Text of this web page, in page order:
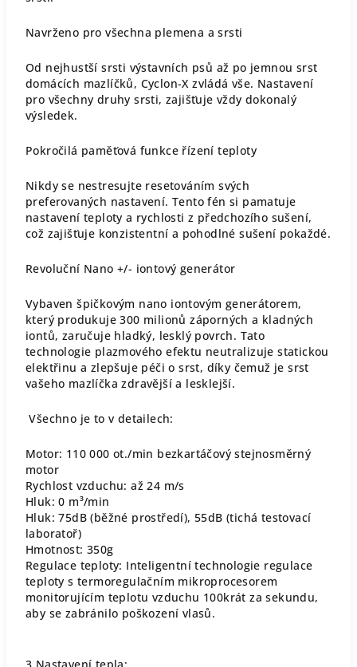
Navrženo pro všechna plemena a srsti
Od nejhustší srsti výstavních psů až po jemnou srst
domácích mazlíčků, Cyclon-X zvládá vše. Nastavení
pro všechny druhy srsti, zajišťuje vždy dokonalý
výsledek.
Pokročilá paměťová funkce řízení teploty
Nikdy se nestresujte resetováním svých
preferovaných nastavení. Tento fén si pamatuje
nastavení teploty a rychlosti z předchozího sušení,
což zajišťuje konzistentní a pohodlné sušení pokaždé.
Revoluční Nano +/- iontový generátor
Vybaven špičkovým nano iontovým generátorem,
který produkuje 300 milionů záporných a kladných
iontů, zaručuje hladký, lesklý povrch. Tato
technologie plazmového efektu neutralizuje statickou
elektřinu a zlepšuje péči o srst, díky čemuž je srst
vašeho mazlíčka zdravější a lesklejší.
Všechno je to v detailech:
Motor: 110 000 ot./min bezkartáčový stejnosměrný
motor
Rychlost vzduchu: až 24 m/s
Hluk: 0 m³/min
Hluk: 75dB (běžné prostředí), 55dB (tichá testovací
laboratoř)
Hmotnost: 350g
Regulace teploty: Inteligentní technologie regulace
teploty s termoregulačním mikroprocesorem
monitorujícím teplotu vzduchu 100krát za sekundu,
aby se zabránilo poškození vlasů.